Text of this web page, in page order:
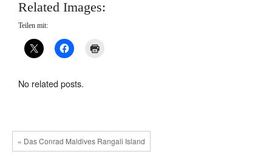
Related Images:
Teilen mit:
No related posts.
« Das Conrad Maldives Rangali Island